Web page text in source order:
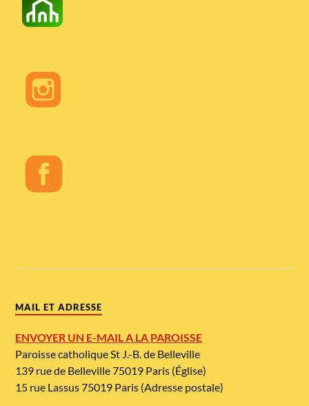
MAIL ET ADRESSE
ENVOYER UN E-MAIL A LA PAROISSE
Paroisse catholique St J.-B. de Belleville
139 rue de Belleville 75019 Paris (Église)
15 rue Lassus 75019 Paris (Adresse postale)